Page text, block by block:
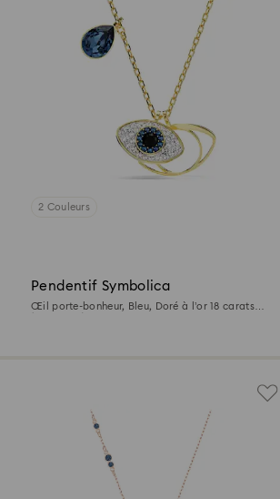
2 Couleurs
Pendentif Symbolica
Œil porte-bonheur, Bleu, Doré à l’or 18 carats